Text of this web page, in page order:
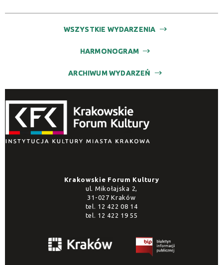
WSZYSTKIE WYDARZENIA
HARMONOGRAM
ARCHIWUM WYDARZEŃ
Krakowskie Forum Kultury
ul. Mikołajska 2,
31-027 Kraków
tel. 12 422 08 14
tel. 12 422 19 55